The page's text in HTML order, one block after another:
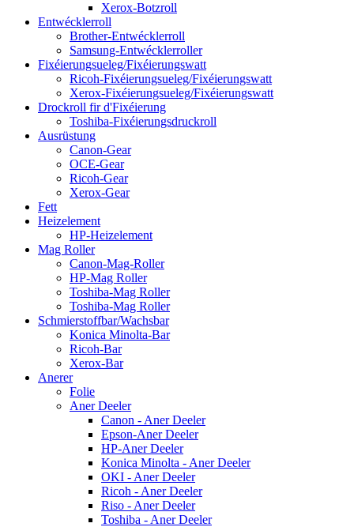
Xerox-Botzroll
Entwécklerroll
Brother-Entwécklerroll
Samsung-Entwécklerroller
Fixéierungsueleg/Fixéierungswatt
Ricoh-Fixéierungsueleg/Fixéierungswatt
Xerox-Fixéierungsueleg/Fixéierungswatt
Drockroll fir d'Fixéierung
Toshiba-Fixéierungsdruckroll
Ausrüstung
Canon-Gear
OCE-Gear
Ricoh-Gear
Xerox-Gear
Fett
Heizelement
HP-Heizelement
Mag Roller
Canon-Mag-Roller
HP-Mag Roller
Toshiba-Mag Roller
Toshiba-Mag Roller
Schmierstoffbar/Wachsbar
Konica Minolta-Bar
Ricoh-Bar
Xerox-Bar
Anerer
Folie
Aner Deeler
Canon - Aner Deeler
Epson-Aner Deeler
HP-Aner Deeler
Konica Minolta - Aner Deeler
OKI - Aner Deeler
Ricoh - Aner Deeler
Riso - Aner Deeler
Toshiba - Aner Deeler